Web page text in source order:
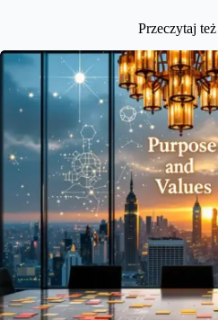
Przeczytaj też